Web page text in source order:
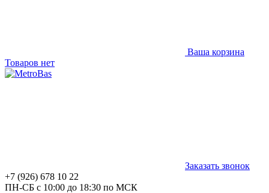
Ваша корзина
Товаров нет
Заказать звонок
+7 (926) 678 10 22
ПН-СБ с 10:00 до 18:30 по МСК